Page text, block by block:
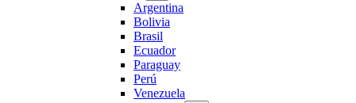
Argentina
Bolivia
Brasil
Ecuador
Paraguay
Perú
Venezuela